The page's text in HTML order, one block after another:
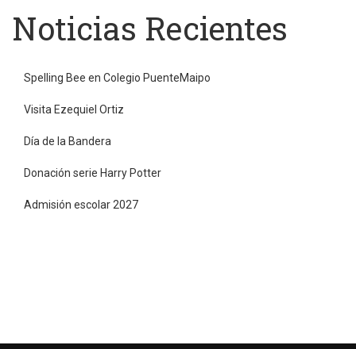
Noticias Recientes
Spelling Bee en Colegio PuenteMaipo
Visita Ezequiel Ortiz
Día de la Bandera
Donación serie Harry Potter
Admisión escolar 2027